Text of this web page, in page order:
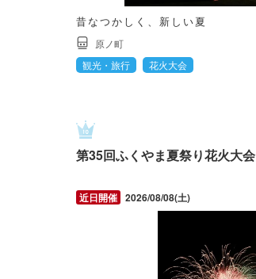
昔なつかしく、新しい夏
原ノ町
観光・旅行
花火大会
第35回ふくやま夏祭り花火大会
2026/08/08(土)